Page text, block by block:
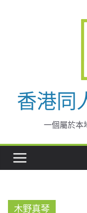
香港同
一個屬於本
木野真琴